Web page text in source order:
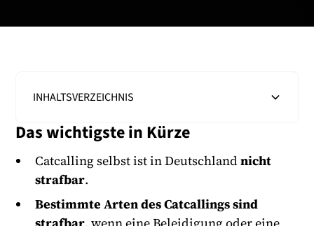
INHALTSVERZEICHNIS
Heading 2
Das wichtigste in Kürze
Catcalling selbst ist in Deutschlandnicht
strafbar.
Bestimmte Arten des Catcallings sind